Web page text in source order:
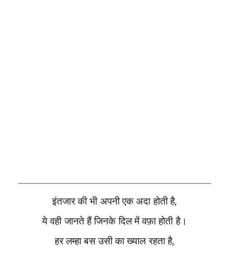
इंतजार की भी अपनी एक अदा होती है,
ये वही जानते हैं जिनके दिल में वफ़ा होती है।
हर लम्हा बस उसी का ख्याल रहता है,